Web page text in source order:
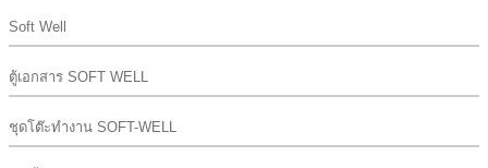
Soft Well
ตู้เอกสาร SOFT WELL
ชุดโต๊ะทำงาน SOFT-WELL